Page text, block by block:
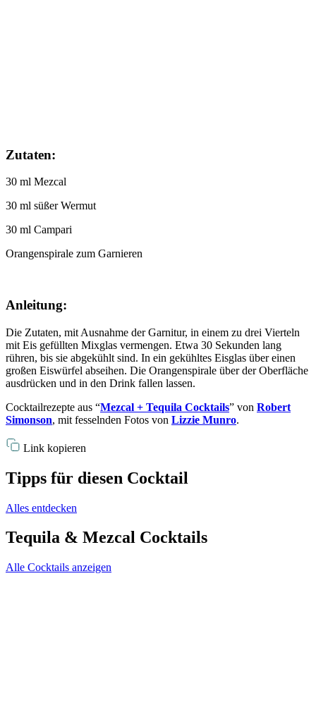
Zutaten:
30 ml Mezcal
30 ml süßer Wermut
30 ml Campari
Orangenspirale zum Garnieren
Anleitung:
Die Zutaten, mit Ausnahme der Garnitur, in einem zu drei Vierteln
mit Eis gefüllten Mixglas vermengen. Etwa 30 Sekunden lang
rühren, bis sie abgekühlt sind. In ein gekühltes Eisglas über einen
großen Eiswürfel abseihen. Die Orangenspirale über der Oberfläche
ausdrücken und in den Drink fallen lassen.
Cocktailrezepte aus “Mezcal + Tequila Cocktails” von Robert
Simonson, mit fesselnden Fotos von Lizzie Munro.
Link kopieren
Tipps für diesen Cocktail
Alles entdecken
Tequila & Mezcal Cocktails
Alle Cocktails anzeigen